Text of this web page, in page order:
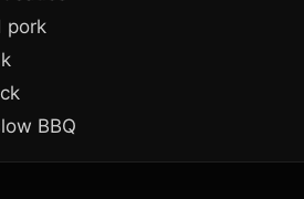
pork
BBQ